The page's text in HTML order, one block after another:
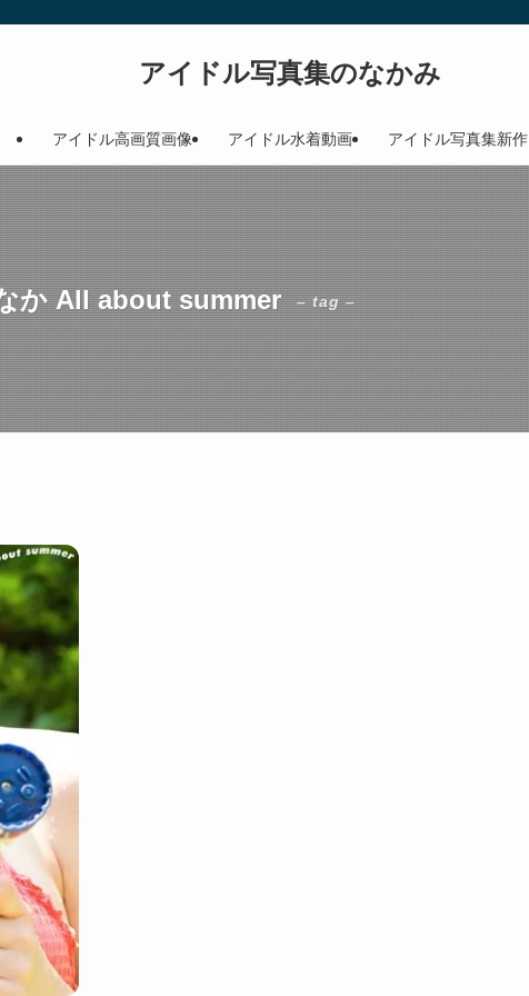
アイドル写真集のなかみ
アイドル高画質画像 アイドル水着動画 アイドル写真集新作
か All about summer – tag –